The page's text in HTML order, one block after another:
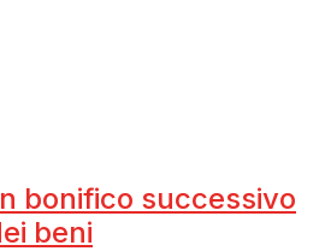
bonifico successivo
beni